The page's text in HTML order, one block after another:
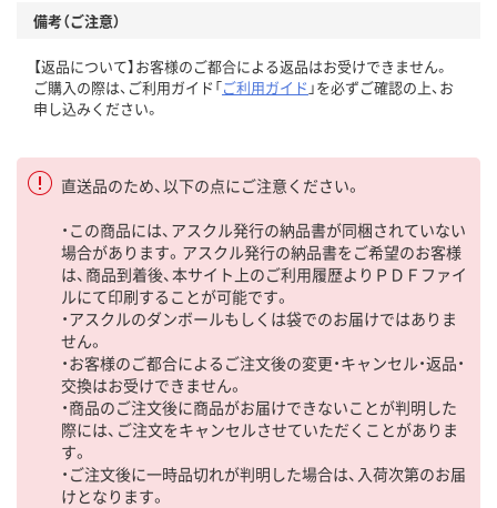
備考（ご注意）
【返品について】お客様のご都合による返品はお受けできません。
ご購入の際は、ご利用ガイド「ご利用ガイド 」を必ずご確認の上、お
申し込みください。
直送品のため、以下の点にご注意ください。
・この商品には、アスクル発行の納品書が同梱されていない
場合があります。アスクル発行の納品書をご希望のお客様
は、商品到着後、本サイト上のご利用履歴よりＰＤＦファイ
ルにて印刷することが可能です。
・アスクルのダンボールもしくは袋でのお届けではありま
せん。
・お客様のご都合によるご注文後の変更・キャンセル・返品・
交換はお受けできません。
・商品のご注文後に商品がお届けできないことが判明した
際には、ご注文をキャンセルさせていただくことがありま
す。
・ご注文後に一時品切れが判明した場合は、入荷次第のお届
けとなります。